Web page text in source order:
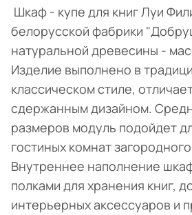
Шкаф - купе для книг Луи
белорусской фабрики
натуральной древесины -
Изделие выполнено в
классическом стиле,
сдержанным дизайном.
размеров модуль подойдет
гостиных комнат
Внутреннее наполнение
полками для хранения книг,
интерьерных аксессуаров и